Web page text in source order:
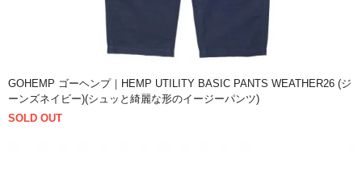
GOHEMP ゴーヘンプ｜HEMP UTILITY BASIC PANTS WEATHER26 (ジ
ーンズネイビー)(シュッと綺麗な形のイージーパンツ)
SOLD OUT